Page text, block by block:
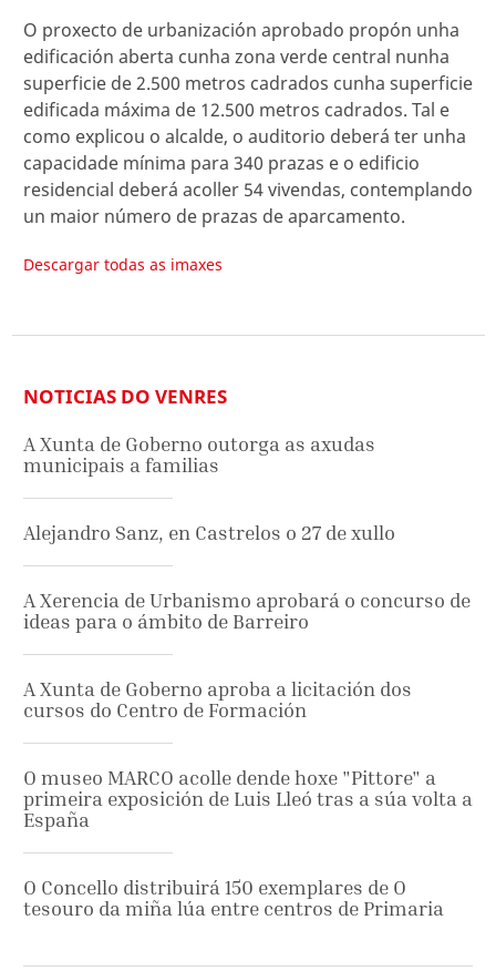
O proxecto de urbanización aprobado propón unha
edificación aberta cunha zona verde central nunha
superficie de 2.500 metros cadrados cunha superficie
edificada máxima de 12.500 metros cadrados. Tal e
como explicou o alcalde, o auditorio deberá ter unha
capacidade mínima para 340 prazas e o edificio
residencial deberá acoller 54 vivendas, contemplando
un maior número de prazas de aparcamento.
Descargar todas as imaxes
NOTICIAS DO VENRES
A Xunta de Goberno outorga as axudas
municipais a familias
Alejandro Sanz, en Castrelos o 27 de xullo
A Xerencia de Urbanismo aprobará o concurso de
ideas para o ámbito de Barreiro
A Xunta de Goberno aproba a licitación dos
cursos do Centro de Formación
O museo MARCO acolle dende hoxe "Pittore" a
primeira exposición de Luis Lleó tras a súa volta a
España
O Concello distribuirá 150 exemplares de O
tesouro da miña lúa entre centros de Primaria